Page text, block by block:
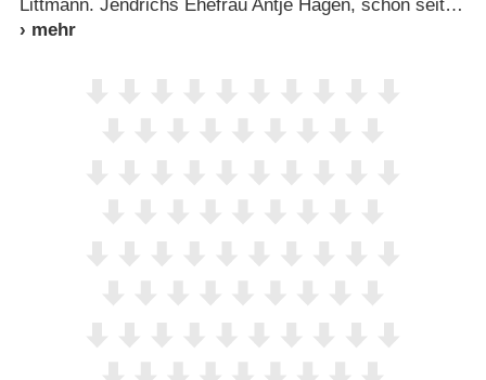
Littmann. Jendrichs Ehefrau Antje Hagen, schon seit